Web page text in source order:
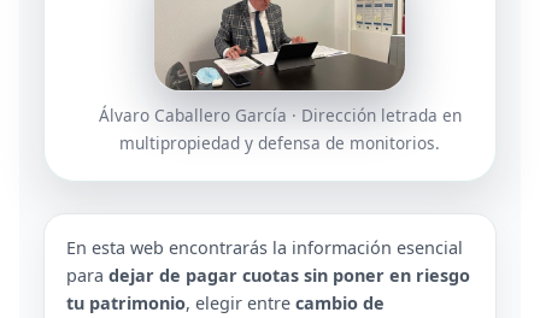
Álvaro Caballero García · Dirección letrada en
multipropiedad y defensa de monitorios.
En esta web encontrarás la información esencial
para dejar de pagar cuotas sin poner en riesgo
tu patrimonio, elegir entre cambio de